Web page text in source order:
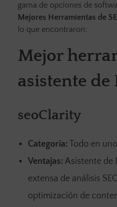
gama de opciones de
Mejores Herramientas de
lo que encontraron:
Mejor
asistente de
seoClarity
Categoría: Todo en uno
Ventajas: Asistente de
extensa de análisis
optimización de